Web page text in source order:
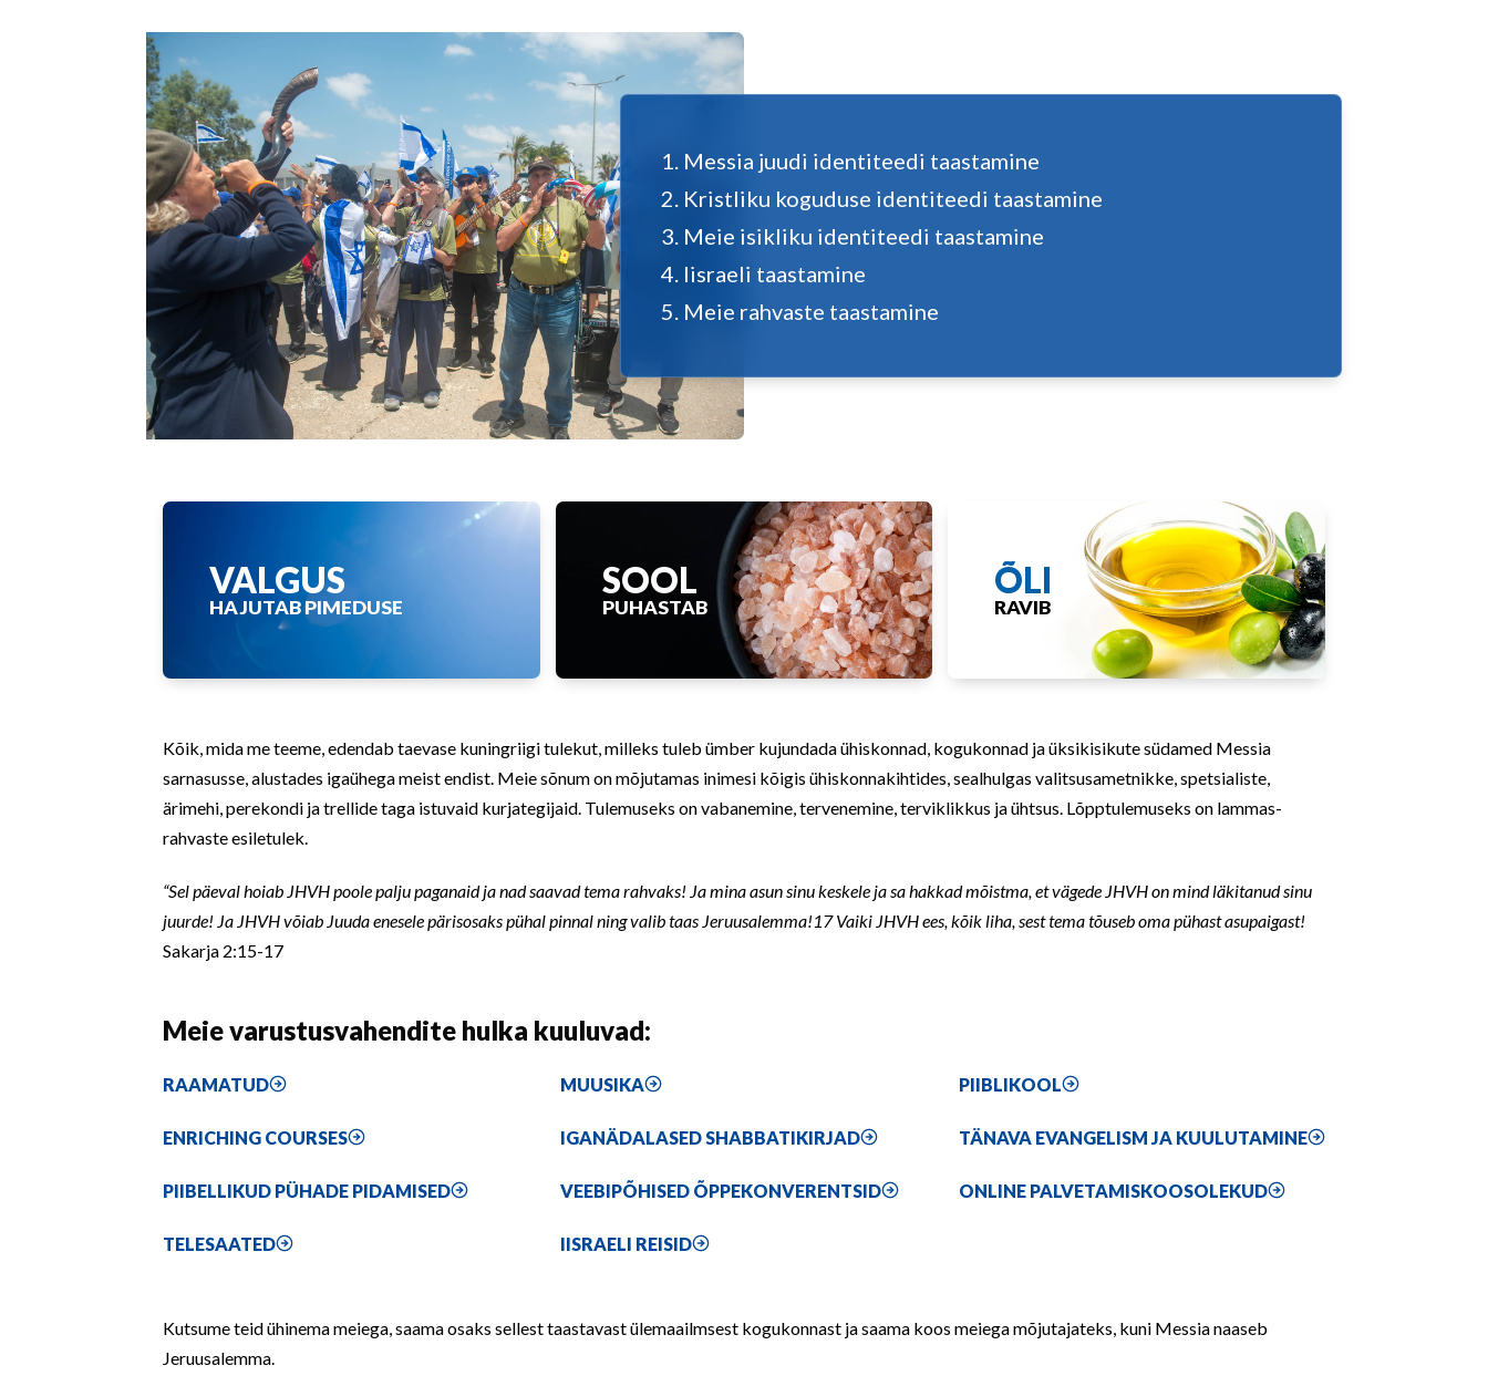
Messia juudi identiteedi taastamine
Kristliku koguduse identiteedi taastamine
Meie isikliku identiteedi taastamine
Iisraeli taastamine
Meie rahvaste taastamine
VALGUS
HAJUTAB PIMEDUSE
SOOL
PUHASTAB
ÕLI
RAVIB
Kõik, mida me teeme, edendab taevase kuningriigi tulekut, milleks tuleb ümber kujundada ühiskonnad, kogukonnad ja üksikisikute südamed Messia
sarnasusse, alustades igaühega meist endist. Meie sõnum on mõjutamas inimesi kõigis ühiskonnakihtides, sealhulgas valitsusametnikke, spetsialiste,
ärimehi, perekondi ja trellide taga istuvaid kurjategijaid. Tulemuseks on vabanemine, tervenemine, terviklikkus ja ühtsus. Lõpptulemuseks on lammas-
rahvaste esiletulek.
“Sel päeval hoiab JHVH poole palju paganaid ja nad saavad tema rahvaks! Ja mina asun sinu keskele ja sa hakkad mõistma, et vägede JHVH on mind läkitanud sinu
juurde! Ja JHVH võiab Juuda enesele pärisosaks pühal pinnal ning valib taas Jeruusalemma!17 Vaiki JHVH ees, kõik liha, sest tema tõuseb oma pühast asupaigast!
Sakarja 2:15-17
Meie varustusvahendite hulka kuuluvad:
RAAMATUD MUUSIKA PIIBLIKOOL
ENRICHING COURSES IGANÄDALASED SHABBATIKIRJAD TÄNAVA EVANGELISM JA KUULUTAMINE
PIIBELLIKUD PÜHADE PIDAMISED VEEBIPÕHISED ÕPPEKONVERENTSID ONLINE PALVETAMISKOOSOLEKUD
TELESAATED IISRAELI REISID
Kutsume teid ühinema meiega, saama osaks sellest taastavast ülemaailmsest kogukonnast ja saama koos meiega mõjutajateks, kuni Messia naaseb
Jeruusalemma.